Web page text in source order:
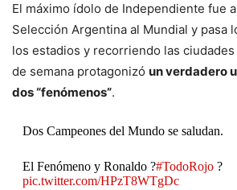
El máximo ídolo de Independiente fue
Selección Argentina al Mundial y pasa
los estadios y recorriendo las
de semana protagonizó un verdadero
dos “fenómenos”.
Dos Campeones del Mundo se saludan.
El Fenómeno y Ronaldo ?#TodoRojo?
pic.twitter.com/HPzT8WTgDc